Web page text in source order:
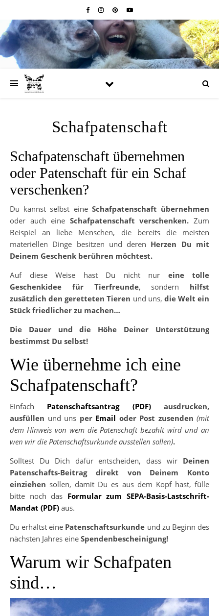
Schafpatenschaft
Schafpatenschaft übernehmen
oder Patenschaft für ein Schaf
verschenken?
Du kannst selbst eineSchafpatenschaft übernehmen
oder auch eine Schafpatenschaft verschenken.Zum
Beispiel an liebe Menschen, die bereits die meisten
materiellen Dinge besitzen und deren Herzen Du mit
Deinem Geschenk berühren möchtest.
Auf diese Weise hast Du nicht nur eine tolle
Geschenkidee für Tierfreunde, sondern hilfst
zusätzlich den geretteten Tieren und uns, die Welt ein
Stück friedlicher zu machen…
Die Dauer und die Höhe Deiner Unterstützung
bestimmst Du selbst!
Wie übernehme ich eine
Schafpatenschaft?
Einfach Patenschaftsantrag (PDF)ausdrucken,
ausfüllen und uns per Email oder Post zusenden (mit
dem Hinweis von wem die Patenschaft bezahlt wird und an
wen wir die Patenschaftsurkunde ausstellen sollen).
Solltest Du Dich dafür entscheiden, dass wir Deinen
Patenschafts-Beitrag direkt von Deinem Konto
einziehen sollen, damit Du es aus dem Kopf hast, fülle
bitte noch das Formular zum SEPA-Basis-Lastschrift-
Mandat (PDF) aus.
Du erhältst eine Patenschaftsurkunde und zu Beginn des
nächsten Jahres eine Spendenbescheinigung!
Warum wir Schafpaten
sind…